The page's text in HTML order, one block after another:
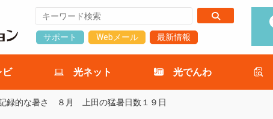
サポート Webメール 最新情報
ビ 光ネット 光でんわ
録的な暑さ ８月 上田の猛暑日数１９日